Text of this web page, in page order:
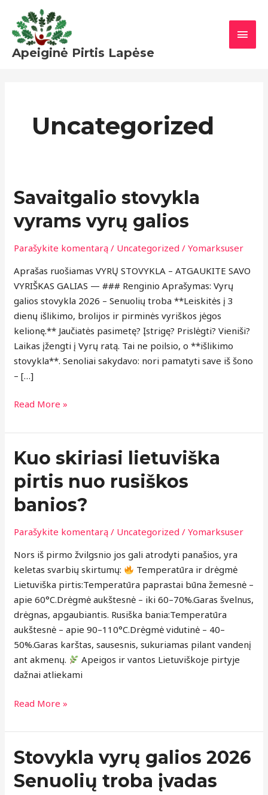
prie
turinio
Apeiginė Pirtis Lapėse
Uncategorized
Savaitgalio stovykla
vyrams vyrų galios
Parašykite komentarą / Uncategorized /Yomarksuser
Aprašas ruošiamas VYRŲ STOVYKLA – ATGAUKITE SAVO
VYRIŠKAS GALIAS — ### Renginio Aprašymas: Vyrų
galios stovykla 2026 – Senuolių troba **Leiskitės į 3
dienų išlikimo, brolijos ir pirminės vyriškos jėgos
kelionę.** Jaučiatės pasimetę? Įstrigę? Prislėgti? Vieniši?
Laikas įžengti į Vyrų ratą. Tai ne poilsio, o **išlikimo
stovykla**. Senoliai sakydavo: nori pamatyti save iš šono
– […]
Savaitgalio
stovykla
vyrams
galios
Read More »
Kuo skiriasi lietuviška
pirtis nuo rusiškos
banios?
Parašykite komentarą / Uncategorized /Yomarksuser
Nors iš pirmo žvilgsnio jos gali atrodyti panašios, yra
keletas svarbių skirtumų:
Temperatūra ir drėgmė
Lietuviška pirtis:Temperatūra paprastai būna žemesnė –
apie 60°C.Drėgmė aukštesnė – iki 60–70%.Garas švelnus,
drėgnas, apgaubiantis. Rusiška bania:Temperatūra
aukštesnė – apie 90–110°C.Drėgmė vidutinė – 40–
50%.Garas karštas, sausesnis, sukuriamas pilant vandenį
ant akmenų.
Apeigos ir vantos Lietuviškoje pirtyje
dažnai atliekami
Kuo
skiriasi
lietuviška
pirtis
nuo
rusiškos
Read More »
Stovykla vyrų galios 2026
Senuolių troba įvadas
Stovykla
vyrų
galios